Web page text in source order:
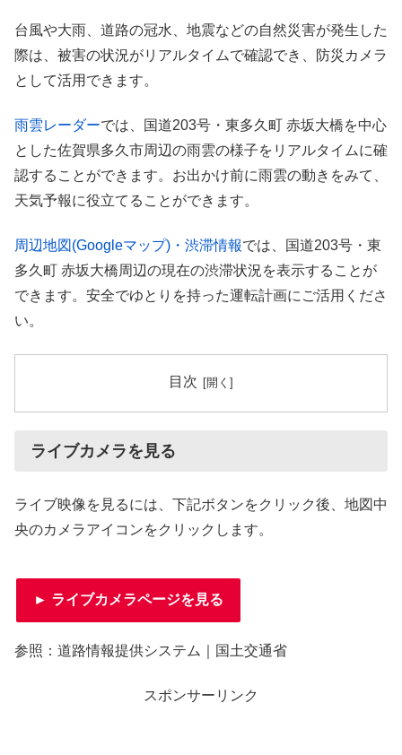
台風や大雨、道路の冠水、地震などの自然災害が発生した
際は、被害の状況がリアルタイムで確認でき、防災カメラ
として活用できます。
雨雲レーダーでは、国道203号・東多久町 赤坂大橋を中心
とした佐賀県多久市周辺の雨雲の様子をリアルタイムに確
認することができます。お出かけ前に雨雲の動きをみて、
天気予報に役立てることができます。
周辺地図(Googleマップ)・渋滞情報では、国道203号・東
多久町 赤坂大橋周辺の現在の渋滞状況を表示することが
できます。安全でゆとりを持った運転計画にご活用くださ
い。
目次
ライブカメラを見る
ライブ映像を見るには、下記ボタンをクリック後、地図中
央のカメラアイコンをクリックします。
► ライブカメラページを見る
参照：道路情報提供システム｜国土交通省
スポンサーリンク